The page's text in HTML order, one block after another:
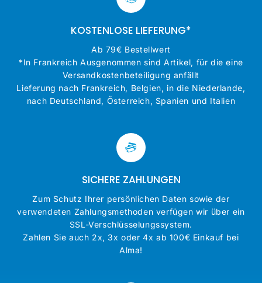
KOSTENLOSE LIEFERUNG*
Ab 79€ Bestellwert
*In Frankreich Ausgenommen sind Artikel, für die eine
Versandkostenbeteiligung anfällt
Lieferung nach Frankreich, Belgien, in die Niederlande,
nach Deutschland, Österreich, Spanien und Italien
SICHERE ZAHLUNGEN
Zum Schutz Ihrer persönlichen Daten sowie der
verwendeten Zahlungsmethoden verfügen wir über ein
SSL-Verschlüsselungssystem.
Zahlen Sie auch 2x, 3x oder 4x ab 100€ Einkauf bei
Alma!